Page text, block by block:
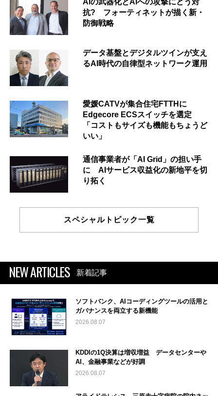
抗? フォーティネットが描く新・
防御戦略
データ基盤とデジタルツインが支え
るAI時代の自律型ネットワーク運用
愛媛CATVが集合住宅FTTHに
Edgecore ECSスイッチを選定
「コストもサイズも機能もちょうど
いい」
通信事業者が「AI Grid」の担い手
に AIサービス収益化の新地平を切
り拓く
スペシャルトピック一覧
NEW ARTICLES 新着記事
ソフトバンク、AIコーディングツールの活用と
ガバナンスを両立する新機能
2026.08.07
KDDIの1Q決算は増収増益 データセンターや
AI、金融事業などが好調
2026.08.07